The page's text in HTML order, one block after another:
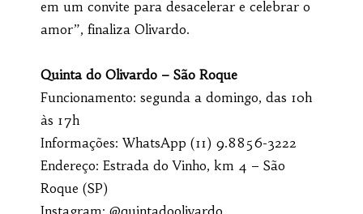
em um convite para desacelerar e celebrar o
amor”, finaliza Olivardo.
Quinta do Olivardo – São Roque
Funcionamento: segunda a domingo, das 10h
às 17h
Informações: WhatsApp (11) 9.8856-3222
Endereço: Estrada do Vinho, km 4 – São
Roque (SP)
Instagram: @quintadoolivardo